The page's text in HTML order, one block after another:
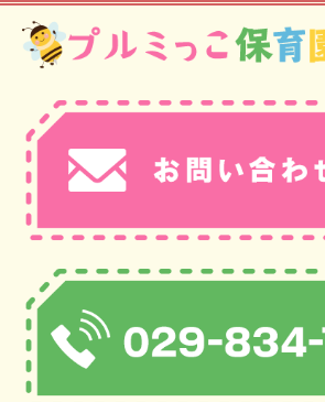
ホーム
一日の流れ
年間行事
園の様子
入園にあたって
児童クラブ